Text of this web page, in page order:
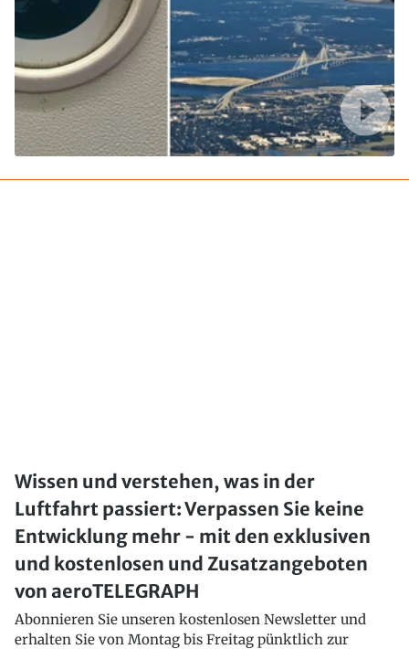
Wissen und verstehen, was in der
Luftfahrt passiert: Verpassen Sie keine
Entwicklung mehr - mit den exklusiven
und kostenlosen und Zusatzangeboten
von aeroTELEGRAPH
Abonnieren Sie unseren kostenlosen Newsletter und
erhalten Sie von Montag bis Freitag pünktlich zur